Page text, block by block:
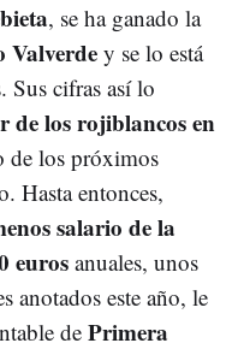
, se ha ganado la
Valverde y se lo está
Sus cifras así lo
de los rojiblancos en
de los próximos
Hasta entonces,
salario de la
euros anuales, unos
anotados este año, le
de Primera